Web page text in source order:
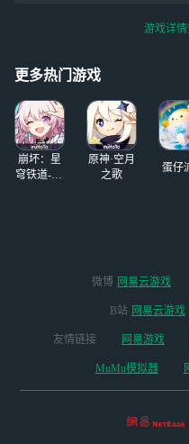
的并不包括漏掉
显，只能说：猪场
牛逼！
上的动画，就黑屏停止运行
游戏详
更多热门游戏
崩坏：星
穹铁道-4.4
原神·空月
之歌
蛋仔
微博 网易云游戏
B站 网易云游戏
友情链接 网易游戏
MuMu模拟器